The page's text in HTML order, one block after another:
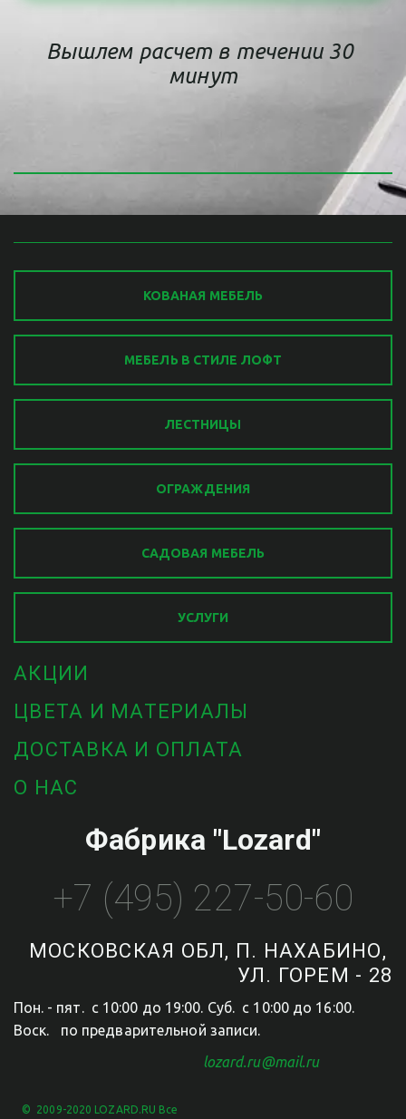
Вышлем расчет в течении 30
минут
КОВАНАЯ МЕБЕЛЬ
МЕБЕЛЬ В СТИЛЕ ЛОФТ
ЛЕСТНИЦЫ
ОГРАЖДЕНИЯ
САДОВАЯ МЕБЕЛЬ
УСЛУГИ
АКЦИИ
ЦВЕТА И МАТЕРИАЛЫ
ДОСТАВКА И ОПЛАТА
О НАС
Фабрика "Lozard"
+7 (495) 227-50-60
МОСКОВСКАЯ ОБЛ, П. НАХАБИНО,
УЛ. ГОРЕМ - 28
Пон. - пят.  с 10:00 до 19:00. Суб.  с 10:00 до 16:00.
Воск.   по предварительной записи.
                                                   lozard.ru@mail.ru
©  2009-2020 LOZARD.RU Все